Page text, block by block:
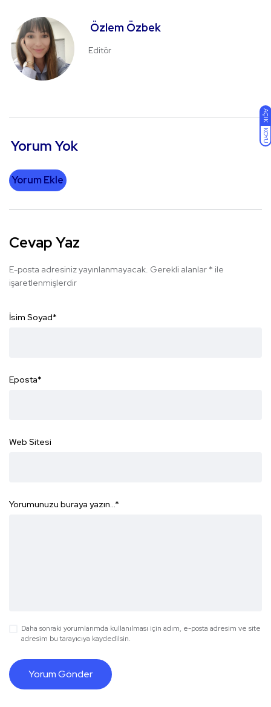
AÇIK
KOYU
Özlem Özbek
Editör
Yorum Yok
Yorum Ekle
Cevap Yaz
E-posta adresiniz yayınlanmayacak. Gerekli alanlar * ile
işaretlenmişlerdir
İsim Soyad*
Eposta*
Web Sitesi
Yorumunuzu buraya yazın... *
Daha sonraki yorumlarımda kullanılması için adım, e-posta adresim ve site
adresim bu tarayıcıya kaydedilsin.